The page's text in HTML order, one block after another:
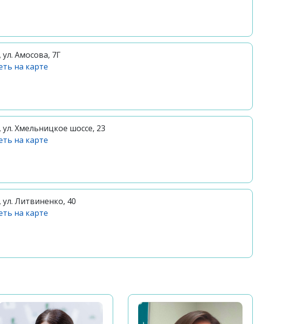
Амосова, 7Г
на карте
ул. Хмельницкое шоссе, 23
на карте
ул. Литвиненко, 40
на карте